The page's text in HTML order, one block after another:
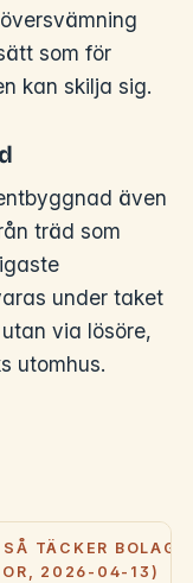
som för
kan skilja sig.
även
träd som
under taket
via lösöre,
utomhus.
TÄCKER
2026-04-13)